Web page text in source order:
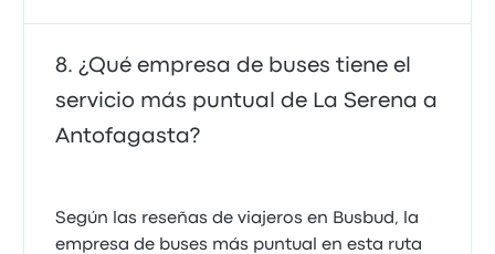
¿Qué empresa de buses tiene el
servicio más puntual de La Serena a
Antofagasta?
Según las reseñas de viajeros en Busbud, la
empresa de buses más puntual en esta ruta